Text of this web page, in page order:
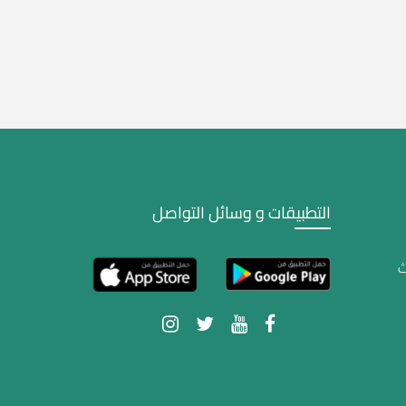
التطبيقات و وسائل التواصل